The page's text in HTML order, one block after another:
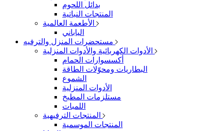
بدائل اللحوم
المنتجات النباتية
الياباني
أكسسوارات الحمام
البطاريات ومحوّلات الطاقة
الشموع
الأدوات المنزلية
مستلزمات المطبخ
اللمبات
المنتجات الموسمية